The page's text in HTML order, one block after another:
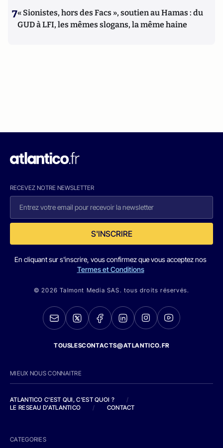
7« Sionistes, hors des Facs », soutien au Hamas : du
GUD à LFI, les mêmes slogans, la même haine
RECEVEZ NOTRE NEWSLETTER
S'INSCRIRE
En cliquant sur s'inscrire, vous confirmez que vous acceptez nos
Termes et Conditions
© 2026 Talmont Media SAS. tous droits réservés.
TOUSLESCONTACTS@ATLANTICO.FR
MIEUX NOUS CONNAITRE
ATLANTICO C'EST QUI, C'EST QUOI ?
/
LE RESEAU D'ATLANTICO
/ CONTACT
CATEGORIES